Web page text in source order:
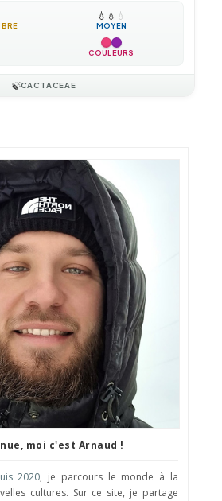
💧 💧 💧
MOYEN
COULEURS
🍃CACTACEAE
moi c'est Arnaud !
2020, je parcours le monde à la
cultures. Sur ce site, je partage